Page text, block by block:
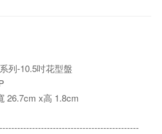
列-10.5吋花型盤
26.7cm x高 1.8cm